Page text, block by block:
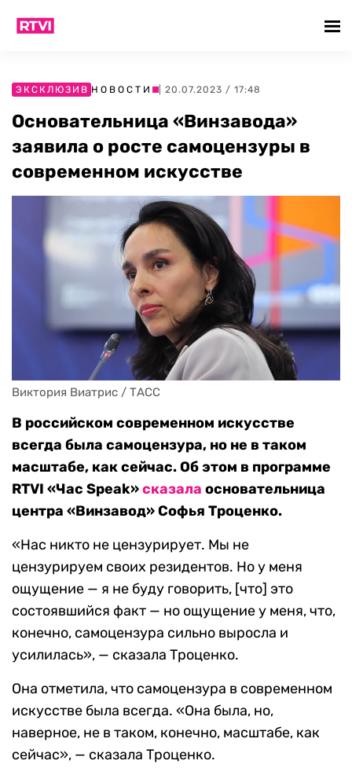
ЭКСКЛЮЗИВ НОВОСТИ | 20.07.2023 / 17:48
Основательница «Винзавода»
заявила о росте самоцензуры в
современном искусстве
Виктория Виатрис / ТАСС
В российском современном искусстве
всегда была самоцензура, но не в таком
масштабе, как сейчас. Об этом в программе
RTVI «Час Speak»сказала основательница
центра «Винзавод» Софья Троценко.
«Нас никто не цензурирует. Мы не
цензурируем своих резидентов. Но у меня
ощущение — я не буду говорить, [что] это
состоявшийся факт — но ощущение у меня, что,
конечно, самоцензура сильно выросла и
усилилась», — сказала Троценко.
Она отметила, что самоцензура в современном
искусстве была всегда. «Она была, но,
наверное, не в таком, конечно, масштабе, как
сейчас», — сказала Троценко.